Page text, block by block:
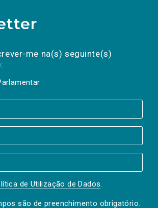
me na(s) seguinte(s)
de Utilização de Dados.
são de preenchimento obrigatório.